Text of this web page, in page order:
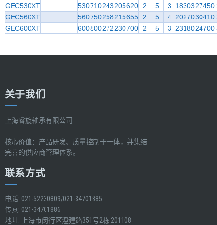
GEC530XT
530710243205620 2 5 3 1830327450
GEC560XT
560750258215655 2 5 4 2027030410
GEC600XT
600800272230700 2 5 3 2318024700
关于我们
上海睿旋轴承有限公司
核心价值：产品研发、质量控制于一体，并集结
完善的供应商管理体系。
联系方式
电话: 021-52230809/021-34701885
传真: 021-34701886
地址: 上海市闵行区澄建路351号2栋 201108